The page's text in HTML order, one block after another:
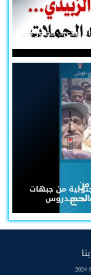
حضورٌ في
من جبهات
عيدروس